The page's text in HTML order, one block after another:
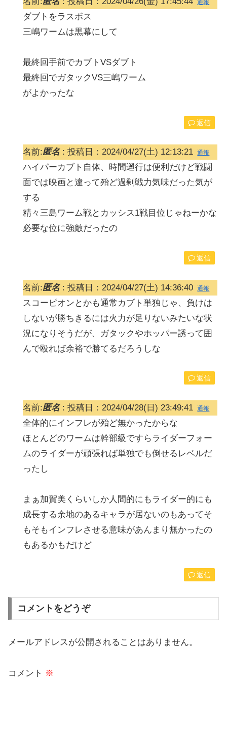
通報
ダブトをラスボス
三嶋ワームは黒幕にして
最終回手前でカブトVSダブト
最終回でガタックVS三嶋ワーム
がよかったな
返信
名前:匿名: 投稿日：2024/04/27(土) 12:13:21 通報
ハイパーカブト自体、時間遡行は便利だけど戦闘
面では映画と違って殆ど過剰戦力気味だった気が
する
精々三島ワーム戦とカッシス1戦目位じゃねーかな
必要な位に強敵だったの
返信
名前:匿名: 投稿日：2024/04/27(土) 14:36:40 通報
スコーピオンとかも通常カブト単独じゃ、負けは
しないが勝ちきるには火力が足りないみたいな状
況になりそうだが、ガタックやホッパー誘って囲
んで殴れば余裕で勝てるだろうしな
返信
名前:匿名: 投稿日：2024/04/28(日) 23:49:41 通報
全体的にインフレが殆ど無かったからな
ほとんどのワームは幹部級ですらライダーフォー
ムのライダーが頑張れば単独でも倒せるレベルだ
ったし
まぁ加賀美くらいしか人間的にもライダー的にも
成長する余地のあるキャラが居ないのもあってそ
もそもインフレさせる意味があんまり無かったの
もあるかもだけど
返信
コメントをどうぞ
メールアドレスが公開されることはありません。
コメント ※